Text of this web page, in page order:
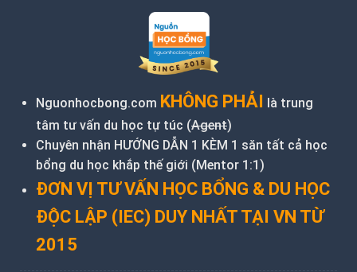
Nguonhocbong.com KHÔNG PHẢI là trung
tâm tư vấn du học tự túc (Agent)
Chuyên nhận HƯỚNG DẪN 1 KÈM 1 săn tất cả học
bổng du học khắp thế giới (Mentor 1:1)
ĐƠN VỊ TƯ VẤN HỌC BỔNG & DU HỌC
ĐỘC LẬP (IEC) DUY NHẤT TẠI VN TỪ
2015